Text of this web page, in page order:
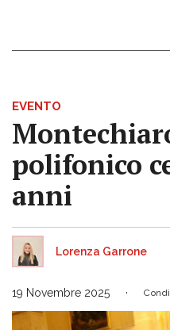
EVENTO
polifonico
anni
Lorenza Garrone
19 Novembre 2025